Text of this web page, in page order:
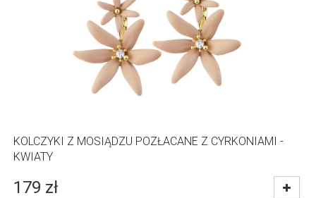
KOLCZYKI Z MOSIĄDZU POZŁACANE Z CYRKONIAMI -
KWIATY
179 zł